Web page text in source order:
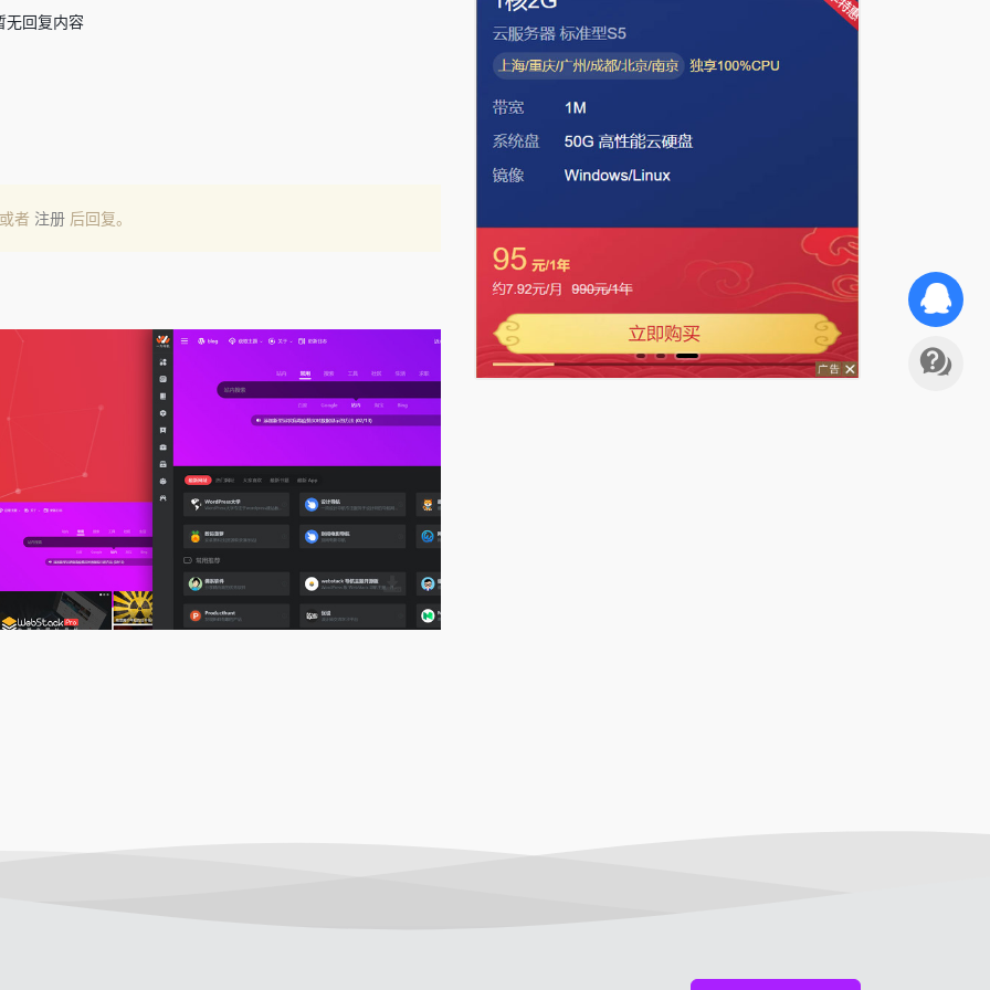
无回复内容
者 注册 后回复。